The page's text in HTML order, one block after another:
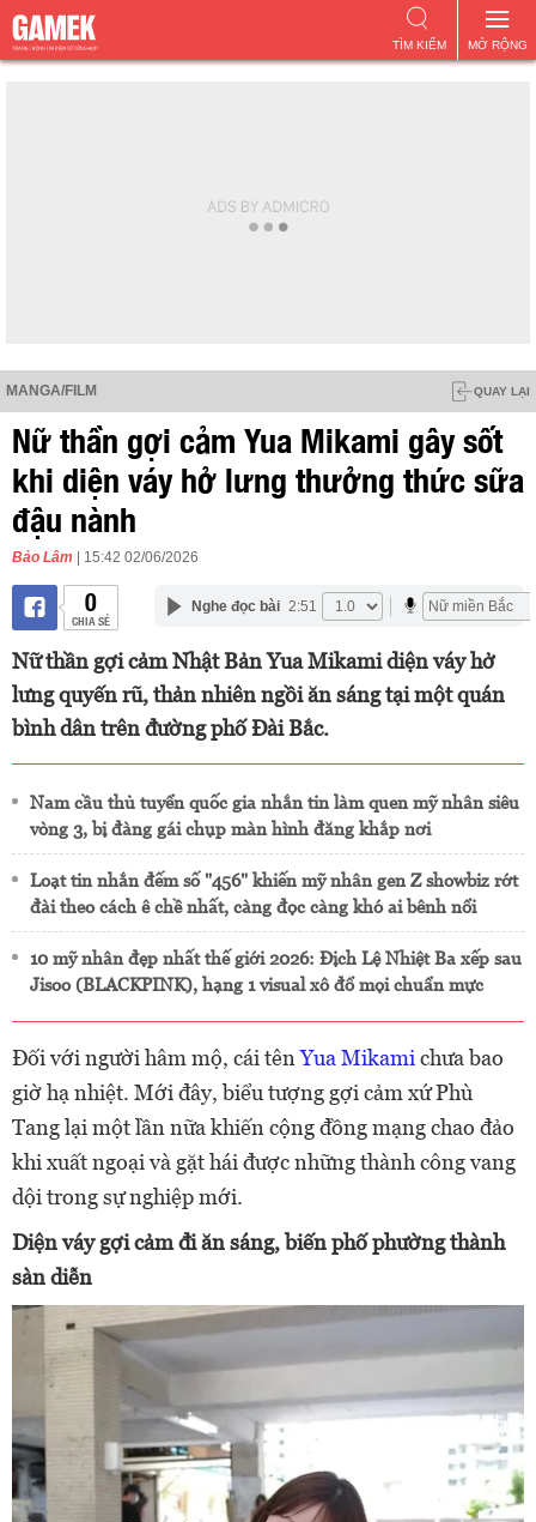
MỞ RỘNG
TÌM KIẾM
MANGA/FILM QUAY LẠI
Nữ thần gợi cảm Yua Mikami gây sốt
khi diện váy hở lưng thưởng thức sữa
đậu nành
Bảo Lâm | 15:42 02/06/2026
0
CHIA SẺ
Nghe đọc bài 2:51
Nữ thần gợi cảm Nhật Bản Yua Mikami diện váy hở
lưng quyến rũ, thản nhiên ngồi ăn sáng tại một quán
bình dân trên đường phố Đài Bắc.
Nam cầu thủ tuyển quốc gia nhắn tin làm quen mỹ nhân siêu
vòng 3, bị đàng gái chụp màn hình đăng khắp nơi
Loạt tin nhắn đếm số "456" khiến mỹ nhân gen Z showbiz rớt
đài theo cách ê chề nhất, càng đọc càng khó ai bênh nổi
10 mỹ nhân đẹp nhất thế giới 2026: Địch Lệ Nhiệt Ba xếp sau
Jisoo (BLACKPINK), hạng 1 visual xô đổ mọi chuẩn mực
Đối với người hâm mộ, cái tênYua Mikami chưa bao
giờ hạ nhiệt. Mới đây, biểu tượng gợi cảm xứ Phù
Tang lại một lần nữa khiến cộng đồng mạng chao đảo
khi xuất ngoại và gặt hái được những thành công vang
dội trong sự nghiệp mới.
Diện váy gợi cảm đi ăn sáng, biến phố phường thành
sàn diễn